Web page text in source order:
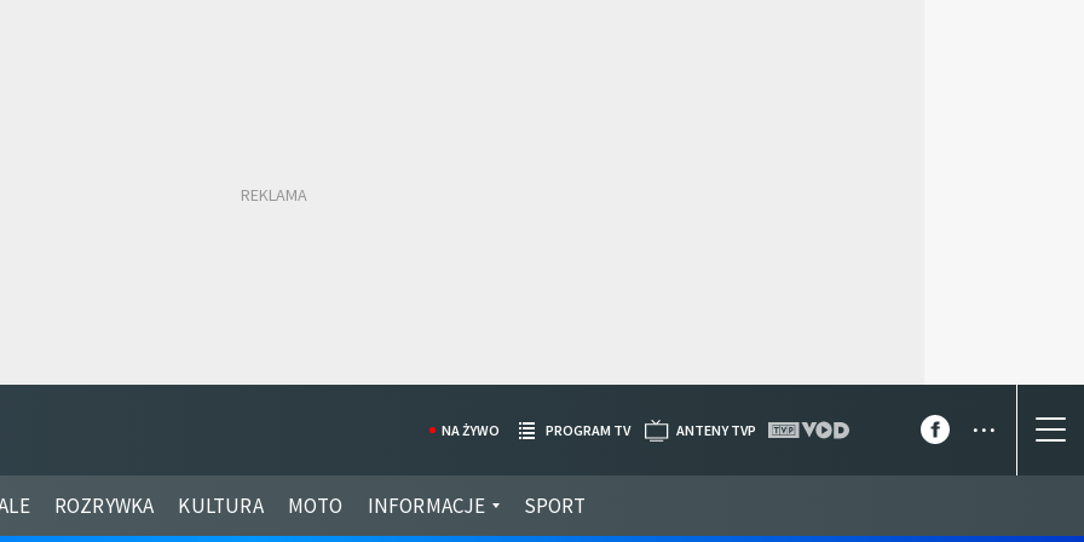
ROZRYWKA KULTURA MOTO INFORMACJE SPORT
NA ŻYWO PROGRAM TV ANTENY TVP ...